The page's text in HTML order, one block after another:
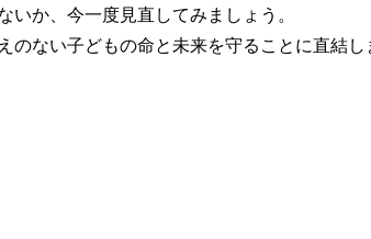
か、今一度見直してみましょう。
のない子どもの命と未来を守ることに直結し